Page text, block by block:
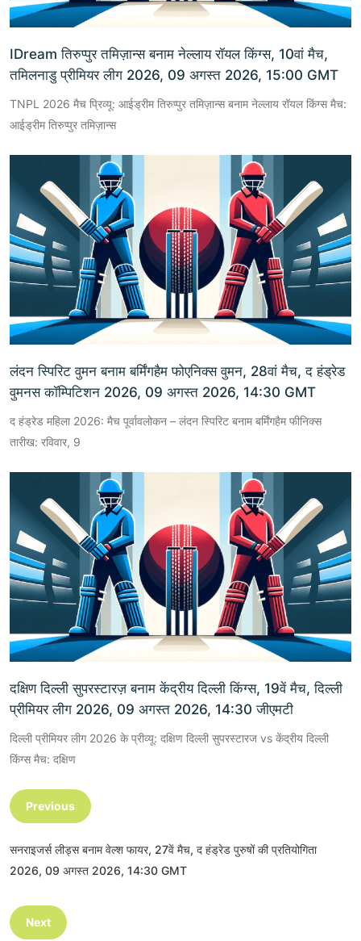
IDream तिरुप्पुर तमिज़ान्स बनाम नेल्लाय रॉयल किंग्स, 10वां मैच,
तमिलनाडु प्रीमियर लीग 2026, 09 अगस्त 2026, 15:00 GMT
TNPL 2026 मैच प्रिव्यू: आईड्रीम तिरुप्पुर तमिज़ान्स बनाम नेल्लाय रॉयल किंग्स मैच:
आईड्रीम तिरुप्पुर तमिज़ान्स
लंदन स्पिरिट वुमन बनाम बर्मिंगहैम फोएनिक्स वुमन, 28वां मैच, द हंड्रेड
वुमनस कॉम्पिटिशन 2026, 09 अगस्त 2026, 14:30 GMT
द हंड्रेड महिला 2026: मैच पूर्वावलोकन – लंदन स्पिरिट बनाम बर्मिंगहैम फीनिक्स
तारीख: रविवार, 9
दक्षिण दिल्ली सुपरस्टारज़ बनाम केंद्रीय दिल्ली किंग्स, 19वें मैच, दिल्ली
प्रीमियर लीग 2026, 09 अगस्त 2026, 14:30 जीएमटी
दिल्ली प्रीमियर लीग 2026 के प्रीव्यू: दक्षिण दिल्ली सुपरस्टारज vs केंद्रीय दिल्ली
किंग्स मैच: दक्षिण
Previous
सनराइजर्स लीड्स बनाम वेल्श फायर, 27वें मैच, द हंड्रेड पुरुषों की प्रतियोगिता
2026, 09 अगस्त 2026, 14:30 GMT
Next